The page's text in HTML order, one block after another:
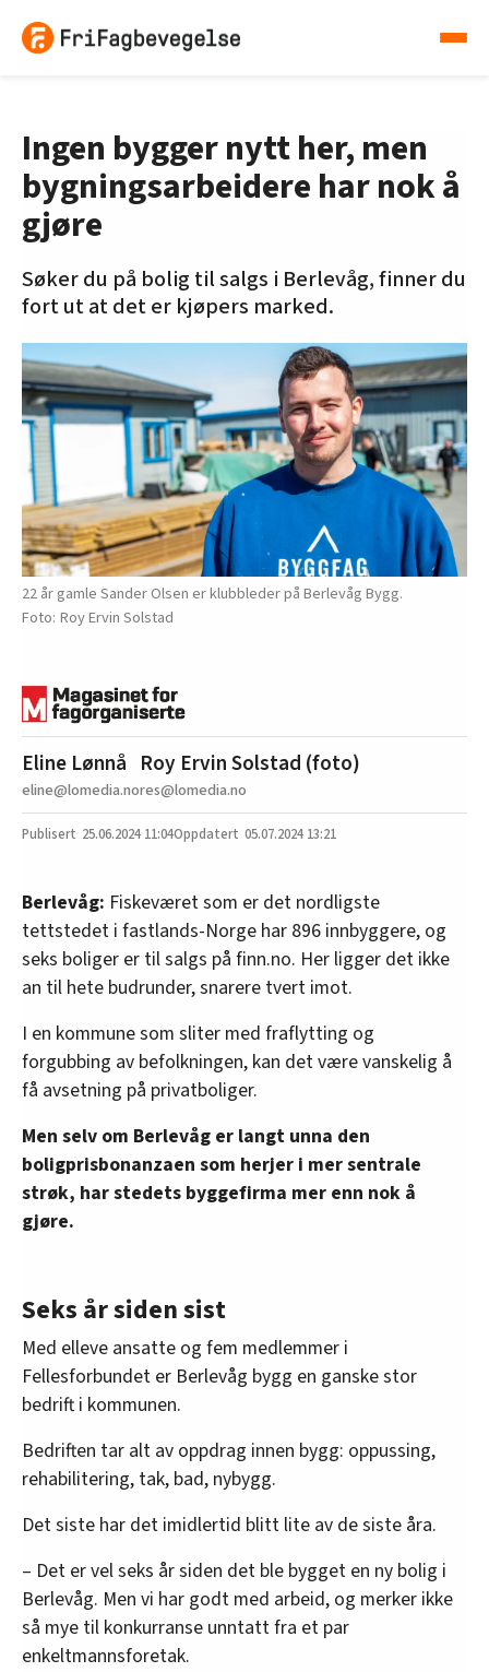
Ingen bygger nytt her, men
bygningsarbeidere har nok å
gjøre
Søker du på bolig til salgs i Berlevåg, finner du
fort ut at det er kjøpers marked.
22 år gamle Sander Olsen er klubbleder på Berlevåg Bygg.
Roy Ervin Solstad
Eline Lønnå
eline@lomedia.no
Roy Ervin Solstad (foto)
res@lomedia.no
25.06.2024 11:04 05.07.2024 13:21
Berlevåg: Fiskeværet som er det nordligste
tettstedet i fastlands-Norge har 896 innbyggere, og
seks boliger er til salgs på finn.no. Her ligger det ikke
an til hete budrunder, snarere tvert imot.
I en kommune som sliter med fraflytting og
forgubbing av befolkningen, kan det være vanskelig å
få avsetning på privatboliger.
Men selv om Berlevåg er langt unna den
boligprisbonanzaen som herjer i mer sentrale
strøk, har stedets byggefirma mer enn nok å
gjøre.
Seks år siden sist
Med elleve ansatte og fem medlemmer i
Fellesforbundet er Berlevåg bygg en ganske stor
bedrift i kommunen.
Bedriften tar alt av oppdrag innen bygg: oppussing,
rehabilitering, tak, bad, nybygg.
Det siste har det imidlertid blitt lite av de siste åra.
– Det er vel seks år siden det ble bygget en ny bolig i
Berlevåg. Men vi har godt med arbeid, og merker ikke
så mye til konkurranse unntatt fra et par
enkeltmannsforetak.